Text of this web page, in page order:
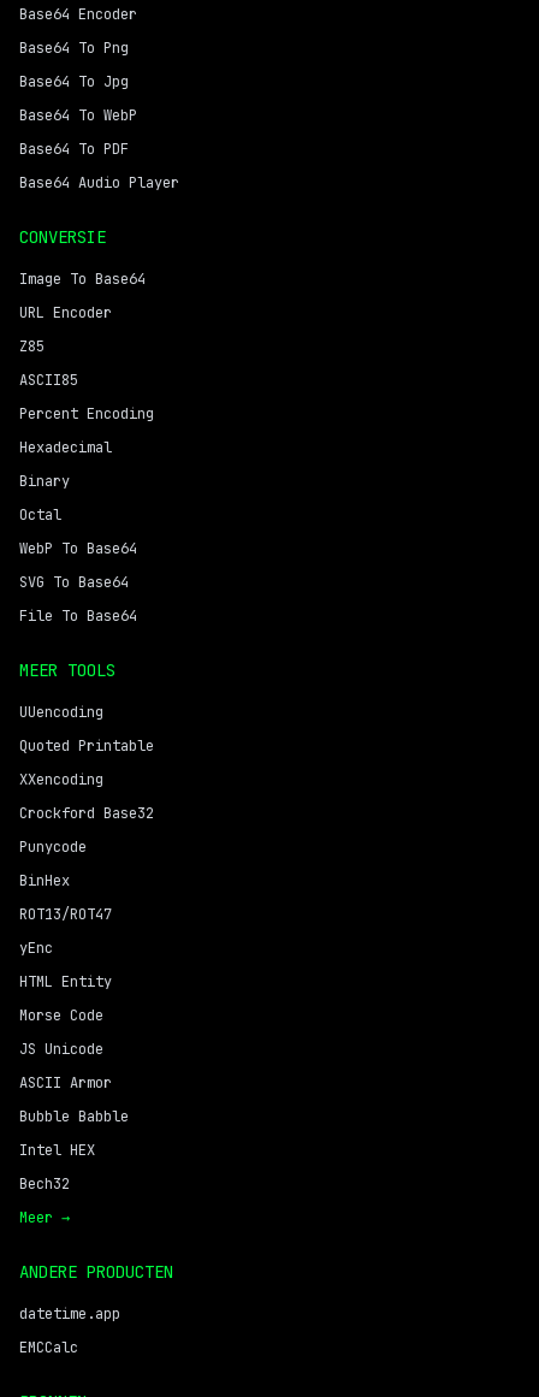
Base64 Encoder
Base64 To Png
Base64 To Jpg
Base64 To WebP
Base64 To PDF
Base64 Audio Player
CONVERSIE
Image To Base64
URL Encoder
Z85
ASCII85
Percent Encoding
Hexadecimal
Binary
Octal
WebP To Base64
SVG To Base64
File To Base64
MEER TOOLS
UUencoding
Quoted Printable
XXencoding
Crockford Base32
Punycode
BinHex
ROT13/ROT47
yEnc
HTML Entity
Morse Code
JS Unicode
ASCII Armor
Bubble Babble
Intel HEX
Bech32
Meer →
ANDERE PRODUCTEN
datetime.app
EMCCalc